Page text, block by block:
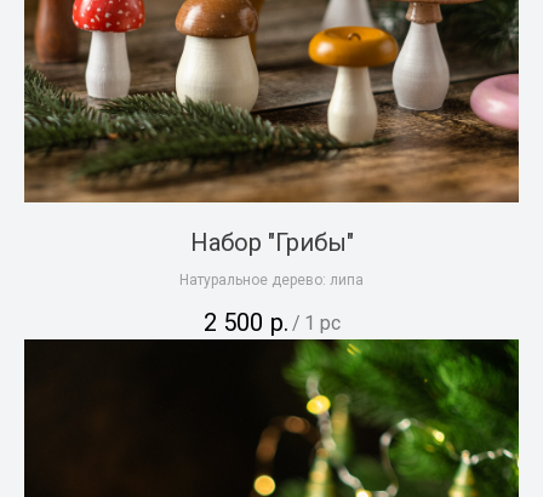
Набор "Грибы"
Натуральное дерево: липа
2 500 р. / 1 pc